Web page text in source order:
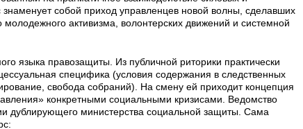
знаменует собой приход управленцев новой волны, сделавших
молодежного активизма, волонтерских движений и системной
языка правозащиты. Из публичной риторики практически
специфика (условия содержания в следственных
свобода собраний). На смену ей приходит концепция
конкретными социальными кризисами. Ведомство
дублирующего министерства социальной защиты. Сама